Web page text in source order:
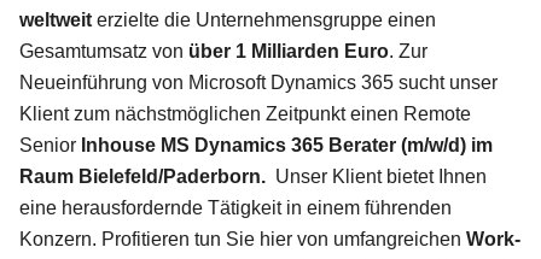
weltweit erzielte die Unternehmensgruppe einen
Gesamtumsatz von über 1 Milliarden Euro. Zur
Neueinführung von Microsoft Dynamics 365 sucht unser
Klient zum nächstmöglichen Zeitpunkt einen Remote
Senior Inhouse MS Dynamics 365 Berater (m/w/d) im
Raum Bielefeld/Paderborn. Unser Klient bietet Ihnen
eine herausfordernde Tätigkeit in einem führenden
Konzern. Profitieren tun Sie hier von umfangreichen Work-